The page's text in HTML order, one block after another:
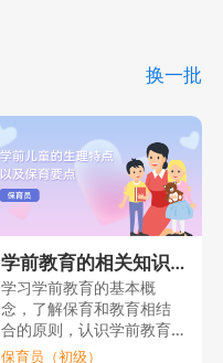
舞台上自如地展现自己的换一批
学前教育的相关知识（一）
学习学前教育的基本概
念，了解保育和教育相结
合的原则，认识学前教育
的重要性。
保育员（初级）